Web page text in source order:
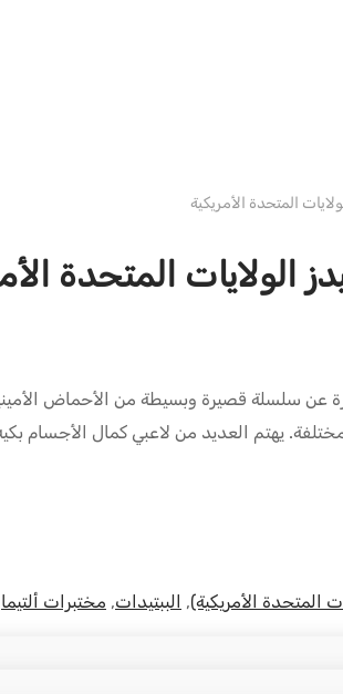
الأمريكية عبارة عن سلسلة قصيرة وبسيطة من
يهتم العديد من لاعبي كمال الأجسام
المتحدة الأمريكية), الببتيدات, مختبرات ألتيما